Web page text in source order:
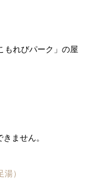
もれびパーク」の屋
ません。
）